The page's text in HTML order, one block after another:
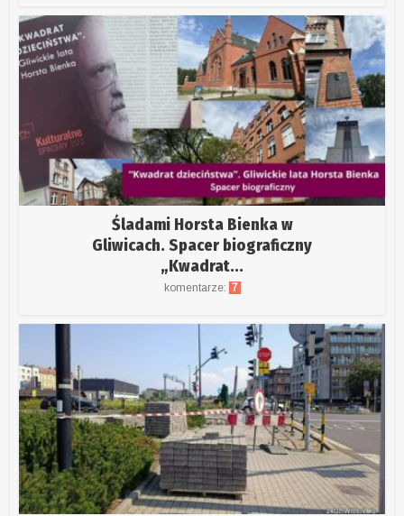
Śladami Horsta Bienka w
Gliwicach. Spacer biograficzny
„Kwadrat...
komentarze: 7